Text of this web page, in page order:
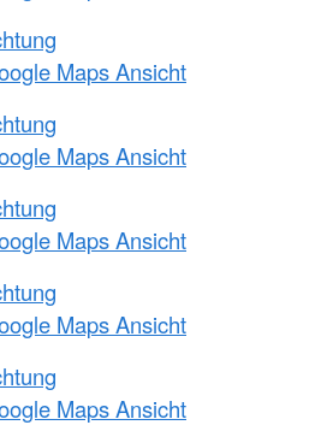
Maps Ansicht
Maps Ansicht
Maps Ansicht
Maps Ansicht
Maps Ansicht